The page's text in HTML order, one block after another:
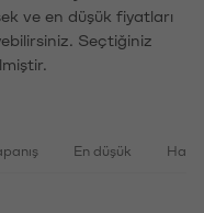
ve en düşük fiyatları
Seçtiğiniz
En düşük